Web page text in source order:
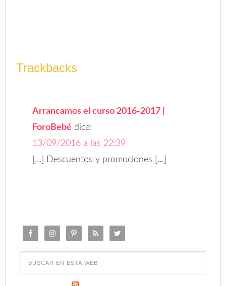
Trackbacks
Arrancamos el curso 2016-2017 |
ForoBebé dice:
13/09/2016 a las 22:39
[…] Descuentos y promociones […]